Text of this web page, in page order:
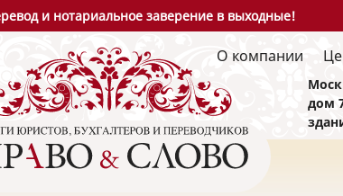
и нотариальное заверение в выходные!
О компании
дом